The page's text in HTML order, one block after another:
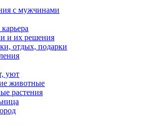
с мужчинами
и их решения
отдых, подарки
уют
животные
растения